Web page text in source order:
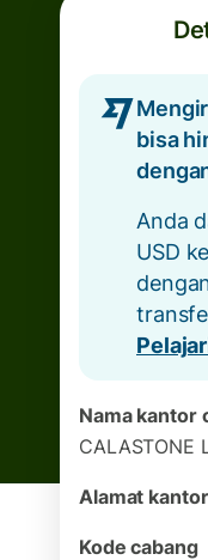
bisa
Anda
USD
Nama kantor
CALASTONE
Alamat
Kode cabang